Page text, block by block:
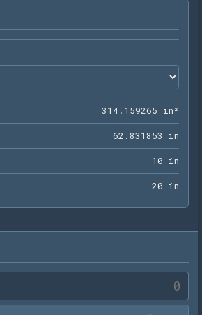
314. 1 59265 in²
62 . 831 853 in
10 in
20 in